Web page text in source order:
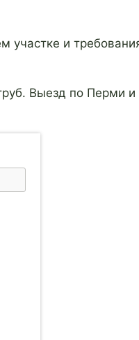
участке и
Выезд по Перми